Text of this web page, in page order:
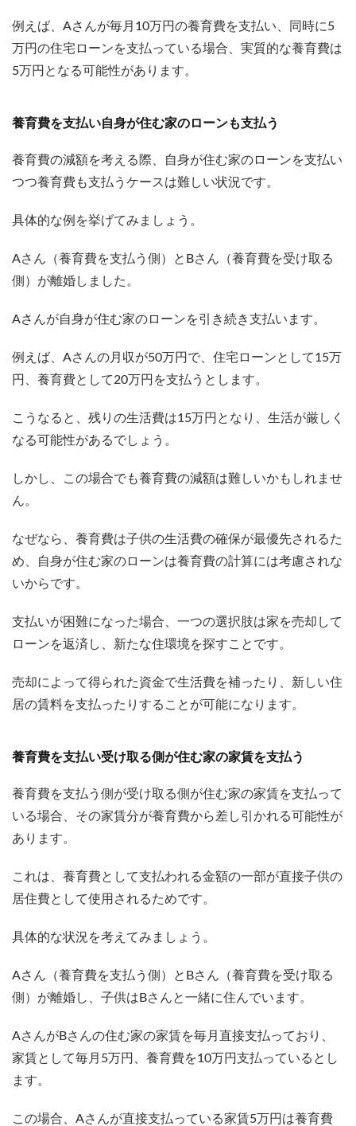
例えば、Aさんが毎月10万円の養育費を支払い、同時に5
万円の住宅ローンを支払っている場合、実質的な養育費は
5万円となる可能性があります。
養育費を支払い自身が住む家のローンも支払う
養育費の減額を考える際、自身が住む家のローンを支払い
つつ養育費も支払うケースは難しい状況です。
具体的な例を挙げてみましょう。
Aさん（養育費を支払う側）とBさん（養育費を受け取る
側）が離婚しました。
Aさんが自身が住む家のローンを引き続き支払います。
例えば、Aさんの月収が50万円で、住宅ローンとして15万
円、養育費として20万円を支払うとします。
こうなると、残りの生活費は15万円となり、生活が厳しく
なる可能性があるでしょう。
しかし、この場合でも養育費の減額は難しいかもしれませ
ん。
なぜなら、養育費は子供の生活費の確保が最優先されるた
め、自身が住む家のローンは養育費の計算には考慮されな
いからです。
支払いが困難になった場合、一つの選択肢は家を売却して
ローンを返済し、新たな住環境を探すことです。
売却によって得られた資金で生活費を補ったり、新しい住
居の賃料を支払ったりすることが可能になります。
養育費を支払い受け取る側が住む家の家賃を支払う
養育費を支払う側が受け取る側が住む家の家賃を支払って
いる場合、その家賃分が養育費から差し引かれる可能性が
あります。
これは、養育費として支払われる金額の一部が直接子供の
居住費として使用されるためです。
具体的な状況を考えてみましょう。
Aさん（養育費を支払う側）とBさん（養育費を受け取る
側）が離婚し、子供はBさんと一緒に住んでいます。
AさんがBさんの住む家の家賃を毎月直接支払っており、
家賃として毎月5万円、養育費を10万円支払っているとし
ます。
この場合、Aさんが直接支払っている家賃5万円は養育費